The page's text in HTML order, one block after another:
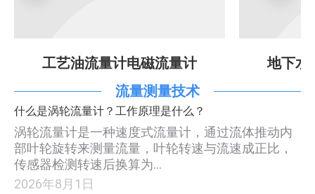
工艺油流量计电磁流量计
地下水
流量测量技术
什么是涡轮流量计？工作原理是什么？
涡轮流量计是一种速度式流量计，通过流体推动内
部叶轮旋转来测量流量，叶轮转速与流速成正比，
传感器检测转速后换算为…
2026年8月1日